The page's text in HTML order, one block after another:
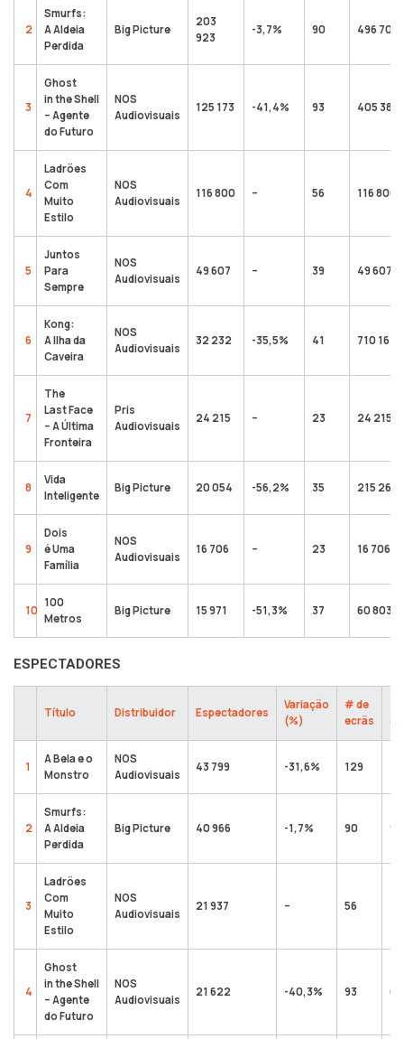
2
Smurfs:
A Aldeia
Perdida
Big Picture
203
923
-3,7% 90 496 701
3
Ghost
in the Shell
– Agente
do Futuro
NOS
Audiovisuais
125 173 -41,4% 93 405 386
4
Ladrões
Com
Muito
Estilo
NOS
Audiovisuais
116 800 – 56 116 800
5
Juntos
Para
Sempre
NOS
Audiovisuais
49 607 – 39 49 607
6
Kong:
A Ilha da
Caveira
NOS
Audiovisuais
32 232 -35,5% 41 710 161
7
The
Last Face
– A Última
Fronteira
Pris
Audiovisuais
24 215 – 23 24 215
8
Vida
Inteligente
Big Picture 20 054 -56,2% 35 215 268
9
Dois
é Uma
Família
NOS
Audiovisuais
16 706 – 23 16 706
10
100
Metros
Big Picture 15 971 -51,3% 37 60 803
ESPECTADORES
Título Distribuidor Espectadores
Variação
(%)
# de
ecrãs
1
A Bela e o
Monstro
NOS
Audiovisuais
43 799 -31,6% 129
2
Smurfs:
A Aldeia
Perdida
Big Picture 40 966 -1,7% 90 99
3
Ladrões
Com
Muito
Estilo
NOS
Audiovisuais
21 937 – 56
4
Ghost
in the Shell
– Agente
do Futuro
NOS
Audiovisuais
21 622 -40,3% 93